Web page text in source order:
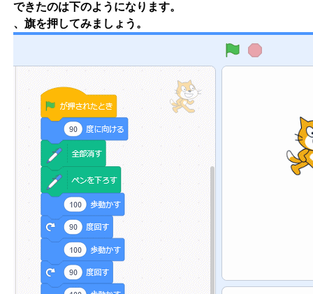
できたのは下のようになります。
、旗を押してみましょう。